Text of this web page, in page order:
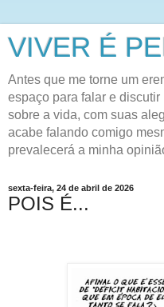
VIVER É
Antes que me torne um
espaço para falar e
sobre a vida, com suas
acabe falando comigo
prevalecerá a minha
sexta-feira, 24 de abril de 2026
POIS É...